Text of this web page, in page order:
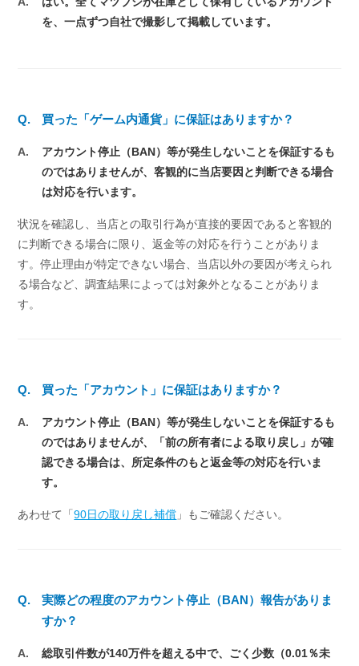
を、一点ずつ自社で撮影して掲載しています。
Q. 買った「ゲーム内通貨」に保証はありますか？
A.
アカウント停止（BAN）等が発生しないことを保証するも
のではありませんが、客観的に当店要因と判断できる場合
は対応を行います。
状況を確認し、当店との取引行為が直接的要因であると客観的
に判断できる場合に限り、返金等の対応を行うことがありま
す。停止理由が特定できない場合、当店以外の要因が考えられ
る場合など、調査結果によっては対象外となることがありま
す。
Q. 買った「アカウント」に保証はありますか？
A.
アカウント停止（BAN）等が発生しないことを保証するも
のではありませんが、「前の所有者による取り戻し」が確
認できる場合は、所定条件のもと返金等の対応を行いま
す。
あわせて「90日の取り戻し補償 」もご確認ください。
Q.
実際どの程度のアカウント停止（BAN）報告がありま
すか？
A.
総取引件数が140万件を超える中で、ごく少数（0.01％未